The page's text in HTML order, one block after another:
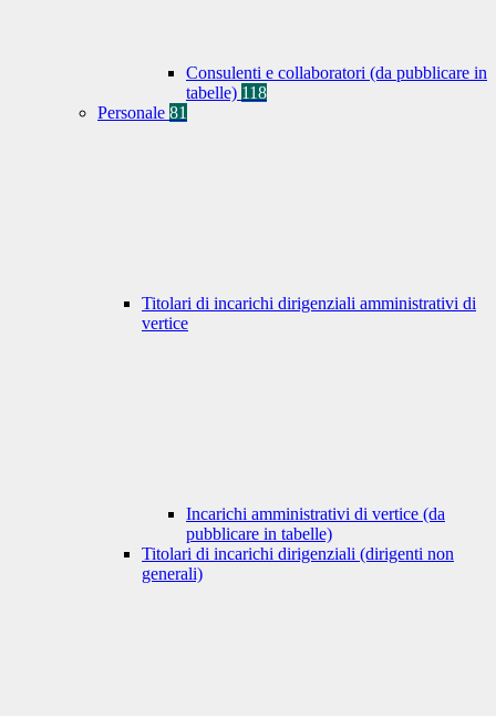
Consulenti e collaboratori (da pubblicare in
tabelle) 118
Personale 81
Titolari di incarichi dirigenziali amministrativi di
vertice
Incarichi amministrativi di vertice (da
pubblicare in tabelle)
Titolari di incarichi dirigenziali (dirigenti non
generali)